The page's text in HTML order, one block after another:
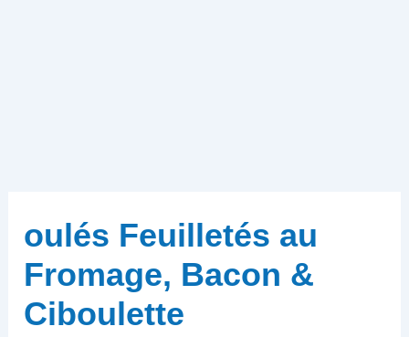
oulés Feuilletés au
Fromage, Bacon &
Ciboulette